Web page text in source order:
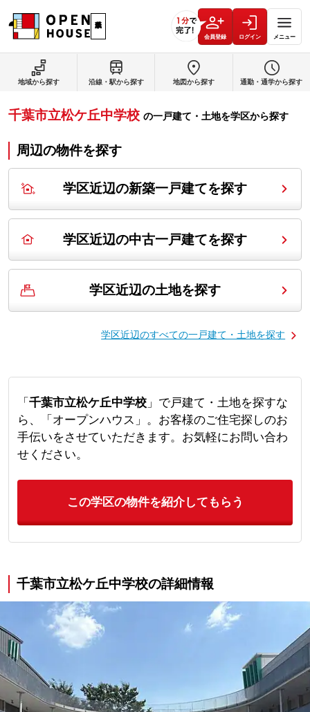
会員登録 ログイン メニュー
地域から探す 沿線・駅から探す 地図から探す 通勤・通学から探す
千葉市立松ケ丘中学校 の一戸建て・土地を学区から探す
周辺の物件を探す
学区近辺の新築一戸建てを探す
学区近辺の中古一戸建てを探す
学区近辺の土地を探す
学区近辺のすべての一戸建て・土地を探す
「 千葉市立松ケ丘中学校」で戸建て・土地を探すな
ら、「オープンハウス」。お客様のご住宅探しのお
手伝いをさせていただきます。お気軽にお問い合わ
せください。
この学区の物件を紹介してもらう
千葉市立松ケ丘中学校の詳細情報